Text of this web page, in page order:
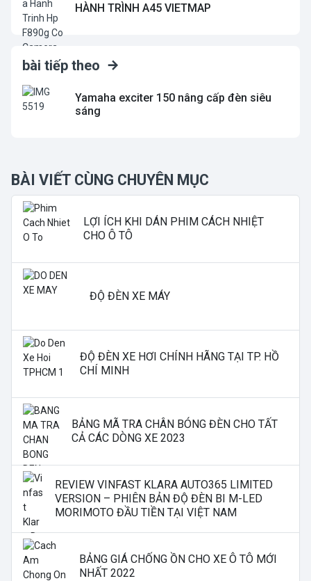
HÀNH TRÌNH A45 VIETMAP
bài tiếp theo
Yamaha exciter 150 nâng cấp đèn siêu
sáng
BÀI VIẾT CÙNG CHUYÊN MỤC
LỢI ÍCH KHI DÁN PHIM CÁCH NHIỆT
CHO Ô TÔ
ĐỘ ĐÈN XE MÁY
ĐỘ ĐÈN XE HƠI CHÍNH HÃNG TẠI TP. HỒ
CHÍ MINH
BẢNG MÃ TRA CHÂN BÓNG ĐÈN CHO TẤT
CẢ CÁC DÒNG XE 2023
REVIEW VINFAST KLARA AUTO365 LIMITED
VERSION – PHIÊN BẢN ĐỘ ĐÈN BI M-LED
MORIMOTO ĐẦU TIỀN TẠI VIỆT NAM
BẢNG GIÁ CHỐNG ỒN CHO XE Ô TÔ MỚI
NHẤT 2022